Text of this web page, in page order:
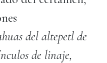
del altepetl de
de linaje,